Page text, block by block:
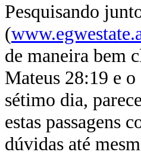
Pesquisando
(
de maneira bem
Mateus 28:19 e
sétimo dia,
estas passagens
dúvidas até